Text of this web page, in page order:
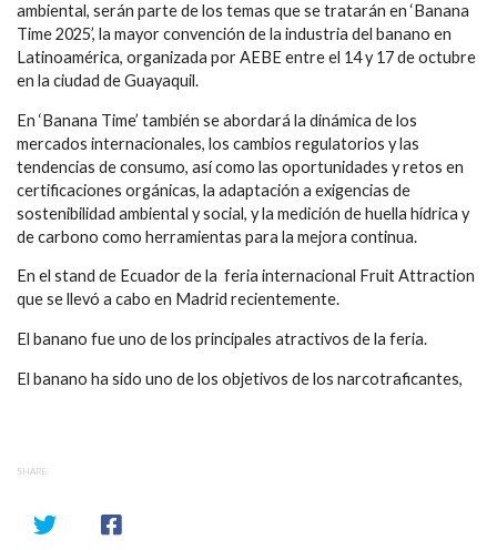
ambiental, serán parte de los temas que se tratarán en ‘Banana
Time 2025’, la mayor convención de la industria del banano en
Latinoamérica, organizada por AEBE entre el 14 y 17 de octubre
en la ciudad de Guayaquil.
En ‘Banana Time’ también se abordará la dinámica de los
mercados internacionales, los cambios regulatorios y las
tendencias de consumo, así como las oportunidades y retos en
certificaciones orgánicas, la adaptación a exigencias de
sostenibilidad ambiental y social, y la medición de huella hídrica y
de carbono como herramientas para la mejora continua.
En el stand de Ecuador de la feria internacional Fruit Attraction
que se llevó a cabo en Madrid recientemente.
El banano fue uno de los principales atractivos de la feria.
El banano ha sido uno de los objetivos de los narcotraficantes,
SHARE